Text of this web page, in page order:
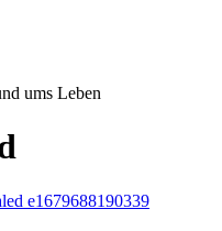
ums Leben